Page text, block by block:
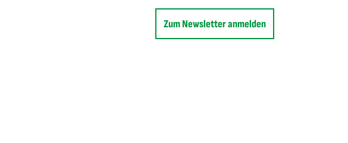
Zum Newsletter anmelden